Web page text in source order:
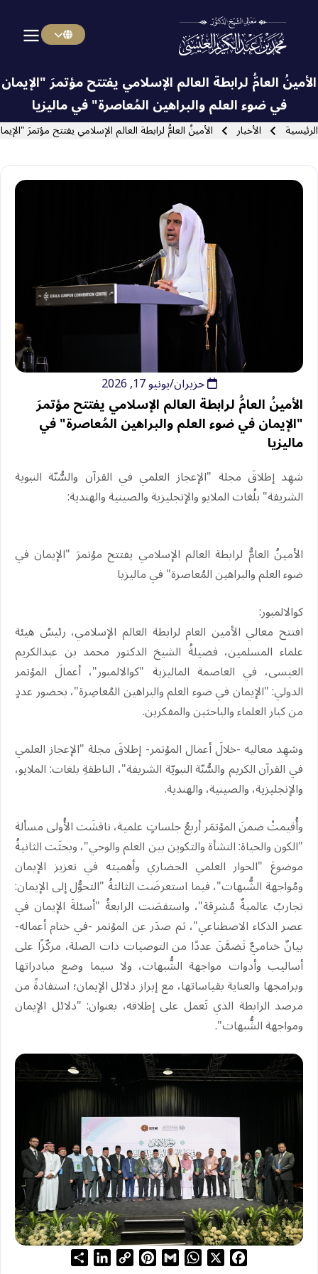
Skip to main navigation
Close search
الأمينُ العامُّ لرابطة العالم الإسلامي يفتتح مؤتمرَ "الإيمان
في ضوء العلم والبراهين المُعاصرة" في ماليزيا
مسار التنقل
الرئيسية الأخبار الأمينُ العامُّ لرابطة العالم الإسلامي يفتتح مؤتمرَ
حزيران/يونيو 17, 2026
الأمينُ العامُّ لرابطة العالم الإسلامي يفتتح مؤتمرَ
"الإيمان في ضوء العلم والبراهين المُعاصرة" في
ماليزيا
شهِد إطلاقَ مجلة "الإعجاز العلمي في القرآن والسُّنّة النبوية
الشريفة" بلُغات الملايو والإنجليزية والصينية والهندية:
الأمينُ العامُّ لرابطة العالم الإسلامي يفتتح مؤتمرَ "الإيمان في
ضوء العلم والبراهين المُعاصرة" في ماليزيا
كوالالمبور:
افتتح معالي الأمين العام لرابطة العالم الإسلامي، رئيسُ هيئة
علماء المسلمين، فضيلةُ الشيخ الدكتور محمد بن عبدالكريم
العيسى، في العاصمة الماليزية "كوالالمبور"، أعمالَ المؤتمر
الدولي: "الإيمان في ضوء العلم والبراهين المُعاصِرة"، بحضور عددٍ
من كبار العلماء والباحثين والمفكرين.
‏وشهِد معاليه -خلالَ أعمال المؤتمر- إطلاقَ مجلة "الإعجاز العلمي
في القرآن الكريم والسُّنّة النبويّة الشريفة"، الناطقةِ بلغات: الملايو،
والإنجليزية، والصينية، والهندية.
وأُقيمتْ ضمنَ المؤتمَر أربعُ جلساتٍ علمية، ناقشَت الأُولى مسألة
"الكون والحياة: النشأة والتكوين بين العلم والوحي"، وبحثَت الثانيةُ
موضوعَ "الحوار العلمي الحضاري وأهميته في تعزيز الإيمان
ومُواجهة الشُّبهات"، فيما استعرضَت الثالثةُ "التحوُّل إلى الإيمان:
تجاربُ عالميةٌ مُشرِقة"، واستقصَت الرابعةُ "أسئلةَ الإيمان في
عصر الذكاء الاصطناعي"، ثم صدَر عن المؤتمر -في ختام أعماله-
بيانٌ ختاميٌّ تَضمَّنَ عددًا من التوصيات ذات الصلة، مركّزًا على
أساليب وأدوات مواجهة الشُّبهات، ولا سيما وضع مبادراتها
وبرامجها والعناية بقياساتها، مع إبراز دلائل الإيمان؛ استفادةً من
مرصد الرابطة الذي تَعمل على إطلاقه، بعنوان: "دلائل الإيمان
ومواجهة الشُّبهات".
X
W
G
P
C
L